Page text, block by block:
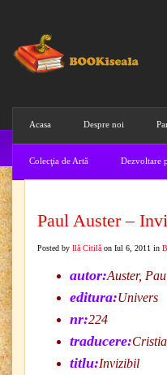
Acasa Despre noi
Colecţia de Artă Dezvoltare
Paul Auster –
Posted by Ilă Citilă on Iul 6, 2011 in
autor:Auster,
editura:Univers
nr:224
traducere:
titlu:Invizibil